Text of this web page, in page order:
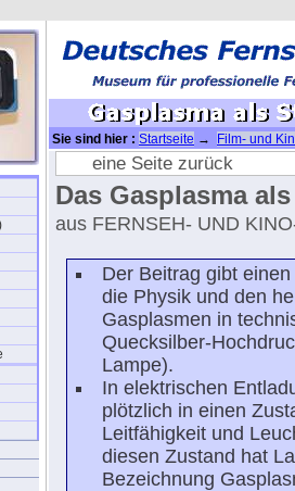
Sie sind hier : Startseite →
Film- und
Hochstromkohlebogen→ Gasplasma als
eine Seite zurück
Das Gasplasma
aus FERNSEH- UND
Der Beitrag gibt
die Physik und den
Gasplasmen in
Quecksilber-
Lampe).
In elektrischen
plötzlich in einen
Leitfähigkeit und
diesen Zustand hat
Bezeichnung